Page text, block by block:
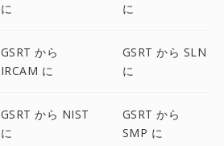
に
に
GSRT から
IRCAM に
GSRT から SLN
に
GSRT から NIST
に
GSRT から
SMP に